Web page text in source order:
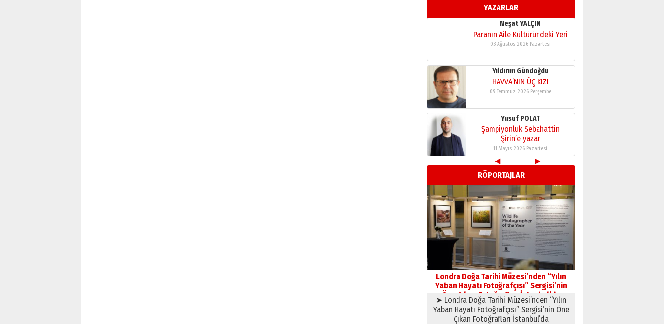
YAZARLAR
11 Mayıs 2026 Pazartesi
Neşat YALÇIN
Paranın Aile Kültüründeki Yeri
03 Ağustos 2026 Pazartesi
Yıldırım Gündoğdu
HAVVA’NIN ÜÇ KIZI
09 Temmuz 2026 Perşembe
Yusuf POLAT
Şampiyonluk Sebahattin
Şirin’e yazar
11 Mayıs 2026 Pazartesi
Neşat YALÇIN
Paranın Aile Kültüründeki Yeri
03 Ağustos 2026 Pazartesi
Yıldırım Gündoğdu
HAVVA’NIN ÜÇ KIZI
09 Temmuz 2026 Perşembe
Yusuf POLAT
Şampiyonluk Sebahattin
Şirin’e yazar
11 Mayıs 2026 Pazartesi
◀
▶
RÖPORTAJLAR
Londra Doğa Tarihi Müzesi’nden “Yılın
Yaban Hayatı Fotoğrafçısı” Sergisi’nin
Öne Çıkan Fotoğrafları İstanbul’da
➤ Londra Doğa Tarihi Müzesi’nden “Yılın
Yaban Hayatı Fotoğrafçısı” Sergisi’nin Öne
Çıkan Fotoğrafları İstanbul’da